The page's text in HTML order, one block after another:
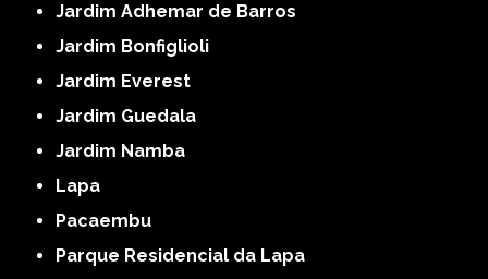
Jardim Adhemar de Barros
Jardim Bonfiglioli
Jardim Everest
Jardim Guedala
Jardim Namba
Lapa
Pacaembu
Parque Residencial da Lapa